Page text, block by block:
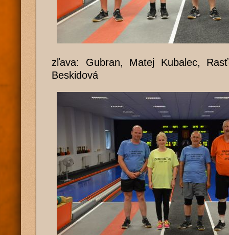
zľava: Gubran, Matej Kubalec,
Beskidová